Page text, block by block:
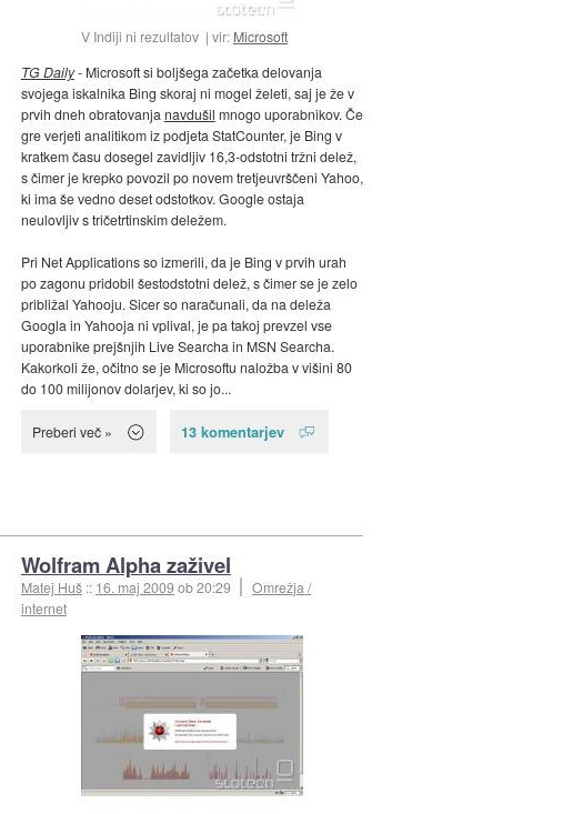
V Indiji ni rezultatov vir: Microsoft
TG Daily- Microsoft si boljšega začetka delovanja
svojega iskalnika Bing skoraj ni mogel želeti, saj je že v
prvih dneh obratovanja navdušil mnogo uporabnikov. Če
gre verjeti analitikom iz podjeta StatCounter, je Bing v
kratkem času dosegel zavidljiv 16,3-odstotni tržni delež,
s čimer je krepko povozil po novem tretjeuvrščeni Yahoo,
ki ima še vedno deset odstotkov. Google ostaja
neulovljiv s tričetrtinskim deležem.
Pri Net Applications so izmerili, da je Bing v prvih urah
po zagonu pridobil šestodstotni delež, s čimer se je zelo
približal Yahooju. Sicer so naračunali, da na deleža
Googla in Yahooja ni vplival, je pa takoj prevzel vse
uporabnike prejšnjih Live Searcha in MSN Searcha.
Kakorkoli že, očitno se je Microsoftu naložba v višini 80
do 100 milijonov dolarjev, ki so jo...
Preberi več » 13 komentarjev
Wolfram Alpha zaživel
Matej Huš :: 16. maj 2009ob 20:29
Omrežja /
internet